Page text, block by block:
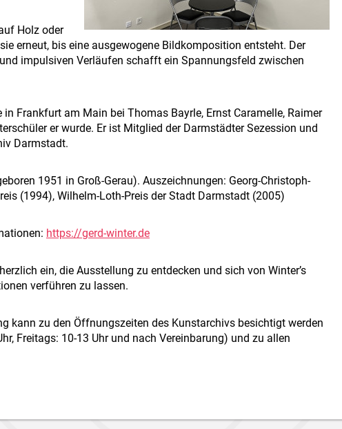
Holz oder
erneut, bis eine ausgewogene Bildkomposition entsteht. Der
impulsiven Verläufen schafft ein Spannungsfeld zwischen
Frankfurt am Main bei Thomas Bayrle, Ernst Caramelle, Raimer
er wurde. Er ist Mitglied der Darmstädter Sezession und
Darmstadt.
1951 in Groß-Gerau). Auszeichnungen: Georg-Christoph-
(1994), Wilhelm-Loth-Preis der Stadt Darmstadt (2005)
https://gerd-winter.de
ein, die Ausstellung zu entdecken und sich von Winter’s
verführen zu lassen.
kann zu den Öffnungszeiten des Kunstarchivs besichtigt werden
Freitags: 10-13 Uhr und nach Vereinbarung) und zu allen